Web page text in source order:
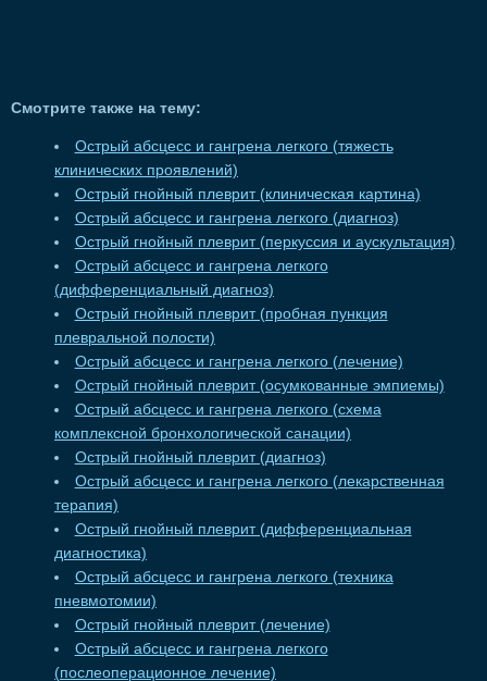
Смотрите также на тему:
Острый абсцесс и гангрена легкого (тяжесть
клинических проявлений)
Острый гнойный плеврит (клиническая картина)
Острый абсцесс и гангрена легкого (диагноз)
Острый гнойный плеврит (перкуссия и аускультация)
Острый абсцесс и гангрена легкого
(дифференциальный диагноз)
Острый гнойный плеврит (пробная пункция
плевральной полости)
Острый абсцесс и гангрена легкого (лечение)
Острый гнойный плеврит (осумкованные эмпиемы)
Острый абсцесс и гангрена легкого (схема
комплексной бронхологической санации)
Острый гнойный плеврит (диагноз)
Острый абсцесс и гангрена легкого (лекарственная
терапия)
Острый гнойный плеврит (дифференциальная
диагностика)
Острый абсцесс и гангрена легкого (техника
пневмотомии)
Острый гнойный плеврит (лечение)
Острый абсцесс и гангрена легкого
(послеоперационное лечение)